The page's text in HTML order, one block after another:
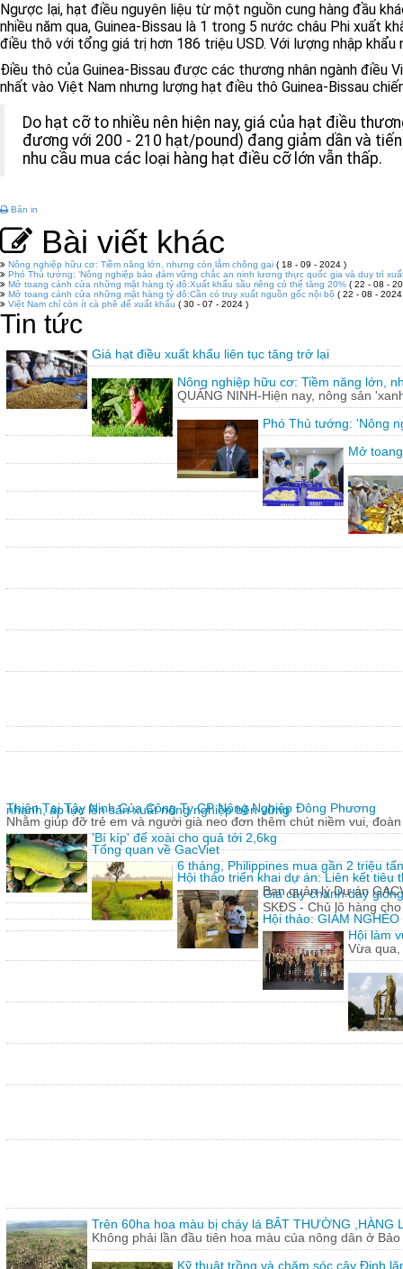
Ngược lại, hạt điều nguyên liệu từ một nguồn cung hàng đầu
nhiều năm qua, Guinea-Bissau là 1 trong 5 nước châu Phi xuất
điều thô với tổng giá trị hơn 186 triệu USD. Với lượng nhập
Điều thô của Guinea-Bissau được các thương nhân ngành
nhất vào Việt Nam nhưng lượng hạt điều thô Guinea-Bissau
Do hạt cỡ to nhiều nên hiện nay, giá của hạt điều
đương với 200 - 210 hạt/pound) đang giảm dần và
nhu cầu mua các loại hàng hạt điều cỡ lớn vẫn thấp.
Bản in
Bài viết khác
Nông nghiệp hữu cơ: Tiềm năng lớn, nhưng còn lắm chông gai ( 18 - 09 - 2024 )
Phó Thủ tướng: 'Nông nghiệp bảo đảm vững chắc an ninh lương thực quốc gia và duy trì
Mở toang cánh cửa những mặt hàng tỷ đô:Xuất khẩu sầu riêng có thể tăng 20% ( 22 - 08 -
Mở toang cánh cửa những mặt hàng tỷ đô:Cần có truy xuất nguồn gốc nội bộ ( 22 - 08 - 2024
Việt Nam chỉ còn ít cà phê để xuất khẩu ( 30 - 07 - 2024 )
Tin tức
Giá hạt điều xuất khẩu liên tục tăng trở lại
Nông nghiệp hữu cơ: Tiềm năng lớn,
QUẢNG NINH-Hiện nay, nông sản
Phó Thủ tướng: 'Nông
Mở
nhanh, áp lực lên sản xuất nông nghiệp bền vững
'Bí kíp' để xoài cho quả tới 2,6kg
6 tháng, Philippines mua gần 2 triệu
Giả cây chanh dây
SKĐS - Chủ lô hàng
Hội làm
Vừa qua,
Trên 60ha hoa màu bị cháy lá BÂT THƯỜNG
Không phải lần đầu tiên hoa màu của nông dân ở
Kỹ thuật trồng và chăm sóc cây Đinh
Thiện Tại Tây Ninh Của Công Ty CP Nông Nghiệp Đông Phương
Nhằm giúp đỡ trẻ em và người già neo đơn thêm chút niềm vui,
Tổng quan về GacViet
Hội thảo triển khai dự án: Liên kết tiêu
Ban quản lý Dự án
Hội thảo: GIẢM